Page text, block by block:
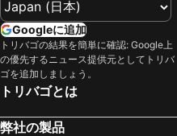
Panker, pet friendly hotels
Kirchnüchel, pet friendly hotels
Süsel, pet friendly hotels
Nysted, pet friendly hotels
Petersdorf, pet friendly hotels
Orth, pet friendly hotels
Googleに追加
トリバゴの結果を簡単に確認: Google上
の優先するニュース提供元としてトリバ
ゴを追加しましょう。
トリバゴとは
弊社の製品